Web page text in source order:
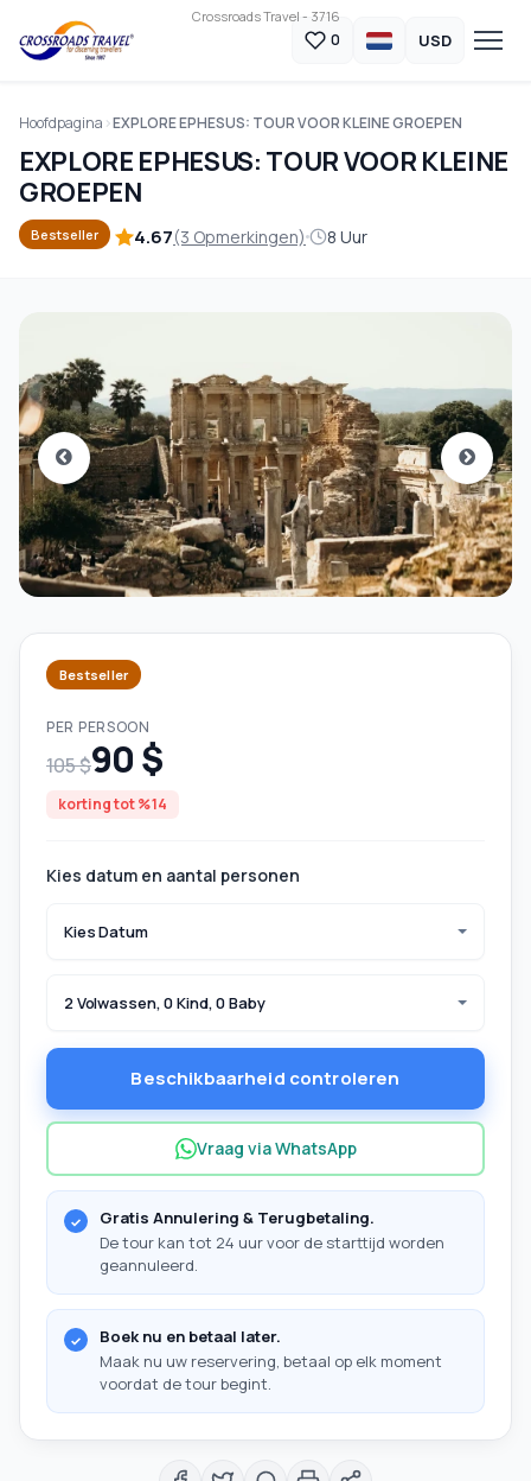
Crossroads Travel - 3716
0 USD
Hoofdpagina EXPLORE EPHESUS: TOUR VOOR KLEINE GROEPEN
EXPLORE EPHESUS: TOUR VOOR KLEINE
GROEPEN
Bestseller 4.67(3 Opmerkingen) 8 Uur
Bestseller
PER PERSOON
105 $90 $
korting tot %14
Kies datum en aantal personen
Kies Datum
2 Volwassen, 0 Kind, 0 Baby
Beschikbaarheid controleren
Vraag via WhatsApp
Gratis Annulering & Terugbetaling.
De tour kan tot 24 uur voor de starttijd worden
geannuleerd.
Boek nu en betaal later.
Maak nu uw reservering, betaal op elk moment
voordat de tour begint.